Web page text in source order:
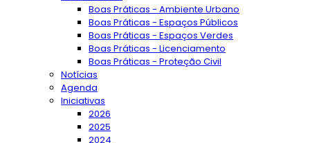
Boas Práticas - Ambiente Urbano
Boas Práticas - Espaços Públicos
Boas Práticas - Espaços Verdes
Boas Práticas - Licenciamento
Boas Práticas - Proteção Civil
Notícias
Agenda
Iniciativas
2026
2025
2024